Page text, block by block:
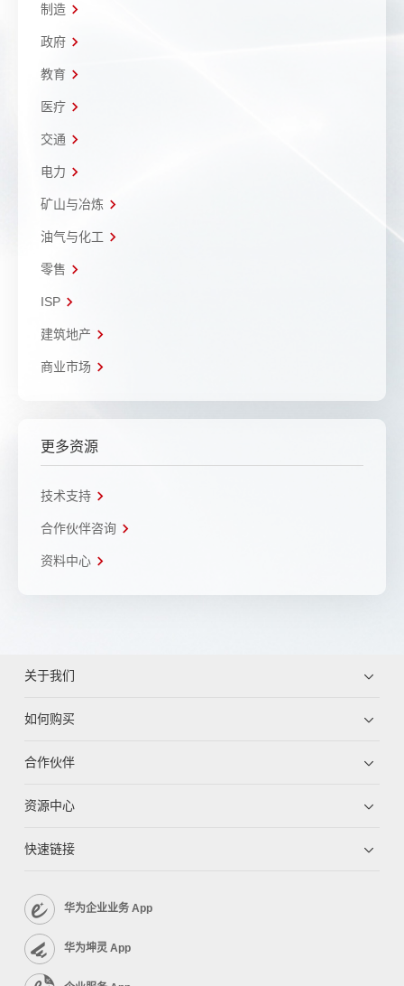
制造
政府
教育
医疗
交通
电力
矿山与冶炼
油气与化工
零售
ISP
建筑地产
商业市场
更多资源
技术支持
合作伙伴咨询
资料中心
关于我们
如何购买
合作伙伴
资源中心
快速链接
华为企业业务 App
华为坤灵 App